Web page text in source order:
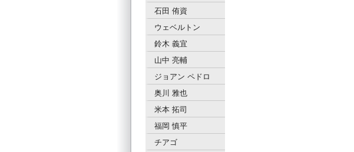
石田 侑資
ウェベルトン
鈴木 義宜
山中 亮輔
ジョアン ペドロ
奥川 雅也
米本 拓司
福岡 慎平
チアゴ